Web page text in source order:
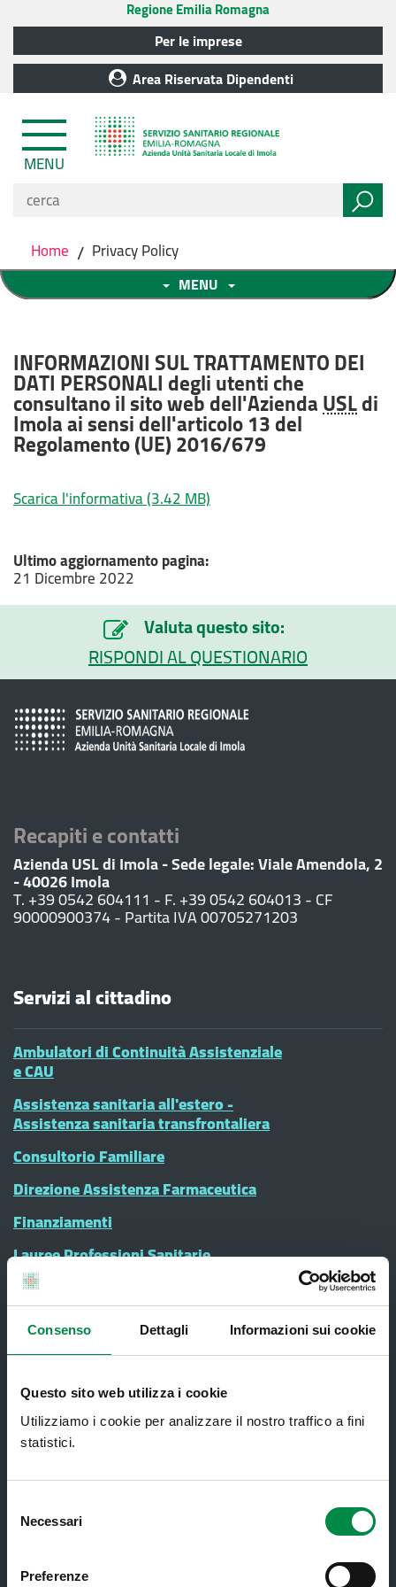
Consenso Dettagli Informazioni sui cookie
Questo sito web utilizza i cookie
Utilizziamo i cookie per analizzare il nostro traffico a fini
statistici.
delNecessari
Preferenze
Regione Emilia Romagna
Per le imprese
Area Riservata Dipendenti
MENU
Home / Privacy Policy
MENU
INFORMAZIONI SUL TRATTAMENTO DEI
DATI PERSONALI degli utenti che
consultano il sito web dell'AziendaUSLdi
Imola ai sensi dell'articolo 13 del
Regolamento (UE) 2016/679
Scarica l'informativa(3.42 MB)
Ultimo aggiornamento pagina:
21 Dicembre 2022
Valuta questo sito:
RISPONDI AL QUESTIONARIO
Recapiti e contatti
Azienda USL di Imola - Sede legale: Viale Amendola, 2
- 40026 Imola
T. +39 0542 604111 - F. +39 0542 604013 - CF
90000900374 - Partita IVA 00705271203
Servizi al cittadino
Ambulatori di Continuità Assistenziale
e CAU
Assistenza sanitaria all'estero -
Assistenza sanitaria transfrontaliera
Consultorio Familiare
Direzione Assistenza Farmaceutica
Finanziamenti
Lauree Professioni Sanitarie
Medici e Pediatri di Famiglia
Nucleo di Cure Primarie (NCP)
Punto Unico di Accesso integrato
Ritiro Referti
Sanità Pubblica
Digitale